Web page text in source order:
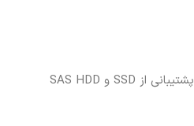
پشتیبانی از SSD و SAS HDD